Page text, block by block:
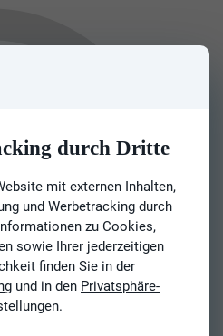
durch Dritte
mit externen Inhalten,
und Werbetracking durch
zu Cookies,
sowie Ihrer jederzeitigen
finden Sie in der
und in den Privatsphäre-
.